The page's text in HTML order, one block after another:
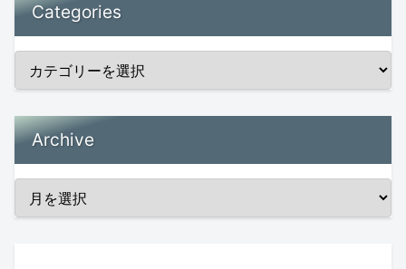
Categories
Archive